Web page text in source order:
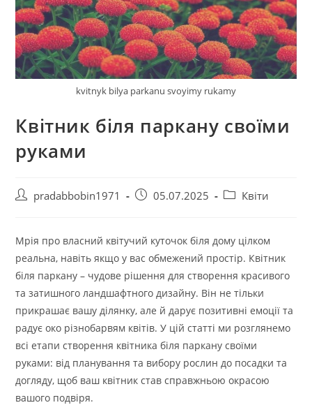
kvitnyk bilya parkanu svoyimy rukamy
Квітник біля паркану своїми
руками
Авторpradabbobin1971
Запис05.07.2025
Категорія
Квіти
Мрія про власний квітучий куточок біля дому цілком
реальна, навіть якщо у вас обмежений простір. Квітник
біля паркану – чудове рішення для створення красивого
та затишного ландшафтного дизайну. Він не тільки
прикрашає вашу ділянку, але й дарує позитивні емоції та
радує око різнобарвям квітів. У цій статті ми розглянемо
всі етапи створення квітника біля паркану своїми
руками: від планування та вибору рослин до посадки та
догляду, щоб ваш квітник став справжньою окрасою
вашого подвіря.